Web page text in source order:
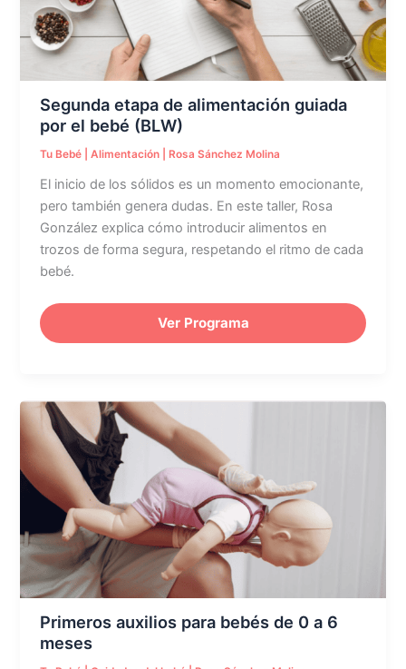
Segunda etapa de alimentación guiada
por el bebé (BLW)
Tu Bebé |Alimentación Rosa Sánchez Molina
El inicio de los sólidos es un momento emocionante,
pero también genera dudas. En este taller, Rosa
González explica cómo introducir alimentos en
trozos de forma segura, respetando el ritmo de cada
bebé.
(BLW)
Ver Programa
Primeros auxilios para bebés de 0 a 6
meses
Primeros
auxilios
para
bebés
de
0
6
meses